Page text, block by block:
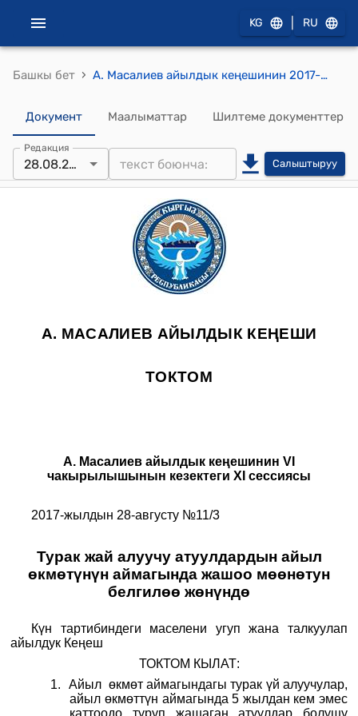
KG RU
Башкы бет › А. Масалиев айылдык кеңешинин 2017-жылдын 28-августундагы №11/3 "Турак жай алуучу атуулдардын айыл өкмөтүнүн аймагында жашоо мөөнөтун белгилөө жөнүндө" токтому
Документ Маалыматтар Шилтеме документтер
Редакция
28.08.2017 Салыштыруу